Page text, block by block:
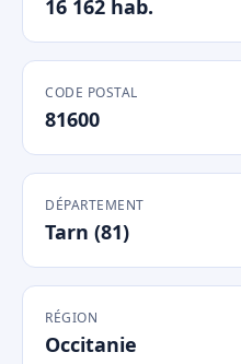
16 162 hab.
CODE POSTAL
81600
DÉPARTEMENT
Tarn (81)
RÉGION
Occitanie